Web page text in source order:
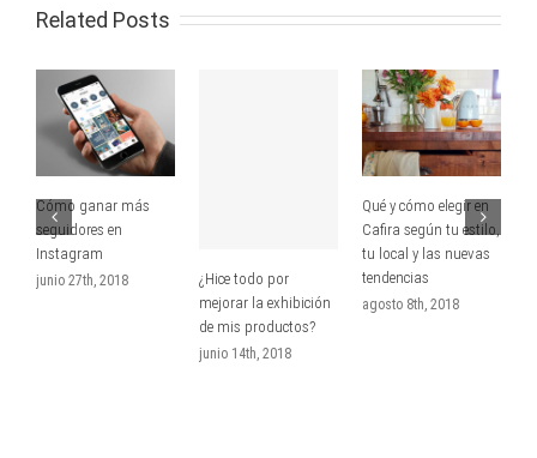
de
nueva
edición
Related Posts
Cómo ganar más
seguidores en
Instagram
junio 27th, 2018
¿Hice todo por
mejorar la exhibición
de mis productos?
junio 14th, 2018
Qué y cómo elegir en
Cafira según tu estilo,
tu local y las nuevas
tendencias
agosto 8th, 2018